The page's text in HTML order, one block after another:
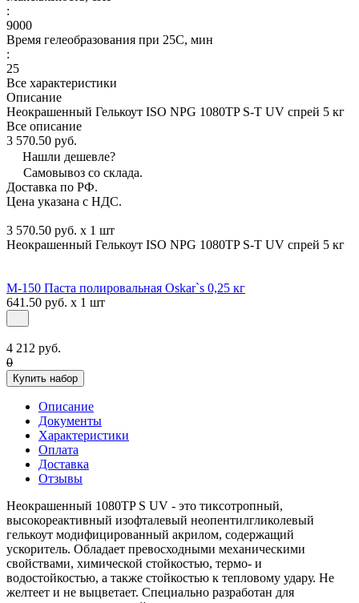
:
9000
Время гелеобразования при 25С, мин
:
25
Все характеристики
Описание
Неокрашенный Гелькоут ISO NPG 1080TP S-T UV спрей 5 кг
Все описание
3 570.50 руб.
Нашли дешевле?
Самовывоз со склада.
Доставка по РФ.
Цена указана с НДС.
3 570.50 руб. x 1 шт
Неокрашенный Гелькоут ISO NPG 1080TP S-T UV спрей 5 кг
М-150 Паста полировальная Oskar`s 0,25 кг
641.50 руб. x 1 шт
4 212 руб.
0
Купить набор
Описание
Документы
Характеристики
Оплата
Доставка
Отзывы
Неокрашенный 1080TP S UV - это тиксотропный,
высокореактивный изофталевый неопентилгликолевый
гелькоут модифицированный акрилом, содержащий
ускоритель. Обладает превосходными механическими
свойствами, химической стойкостью, термо- и
водостойкостью, а также стойкостью к тепловому удару. Не
желтеет и не выцветает. Специально разработан для